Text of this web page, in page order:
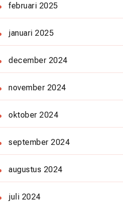
februari 2025
januari 2025
december 2024
november 2024
oktober 2024
september 2024
augustus 2024
juli 2024